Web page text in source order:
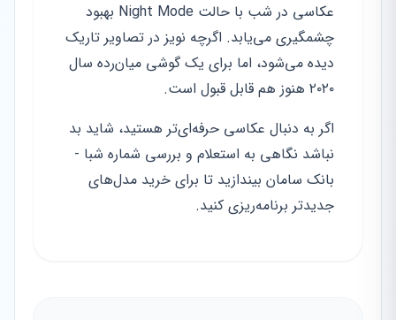
عکاسی در شب با حالت Night Mode بهبود
چشمگیری می‌یابد. اگرچه نویز در تصاویر تاریک
دیده می‌شود، اما برای یک گوشی میان‌رده سال
۲۰۲۰ هنوز هم قابل قبول است.
اگر به دنبال عکاسی حرفه‌ای‌تر هستید، شاید بد
نباشد نگاهی به استعلام و بررسی شماره شبا -
بانک سامان بیندازید تا برای خرید مدل‌های
جدیدتر برنامه‌ریزی کنید.